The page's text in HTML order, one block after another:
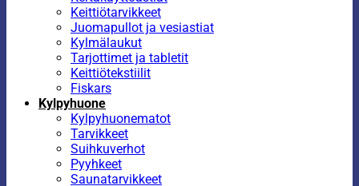
Keittiötarvikkeet
Juomapullot ja vesiastiat
Kylmälaukut
Tarjottimet ja tabletit
Keittiötekstiilit
Fiskars
Kylpyhuone
Kylpyhuonematot
Tarvikkeet
Suihkuverhot
Pyyhkeet
Saunatarvikkeet